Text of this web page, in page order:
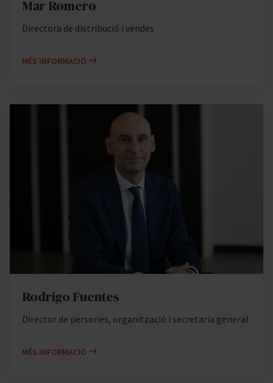
Mar Romero
Directora de distribució i vendes
MÉS INFORMACIÓ
Rodrigo Fuentes
Director de persones, organització i secretaria general
MÉS INFORMACIÓ